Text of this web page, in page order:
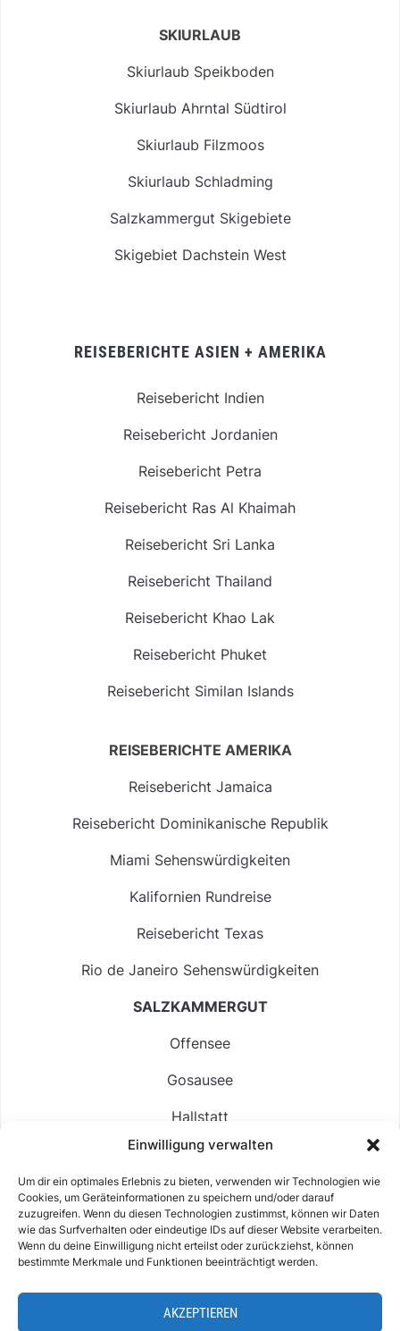
Einwilligung verwalten
Um dir ein optimales Erlebnis zu bieten, verwenden wir Technologien wie
Cookies, um Geräteinformationen zu speichern und/oder darauf
zuzugreifen. Wenn du diesen Technologien zustimmst, können wir Daten
wie das Surfverhalten oder eindeutige IDs auf dieser Website verarbeiten.
Wenn du deine Einwilligung nicht erteilst oder zurückziehst, können
bestimmte Merkmale und Funktionen beeinträchtigt werden.
AKZEPTIEREN
SKIURLAUB
Skiurlaub Speikboden
Skiurlaub Ahrntal Südtirol
Skiurlaub Filzmoos
Skiurlaub Schladming
Salzkammergut Skigebiete
Skigebiet Dachstein West
REISEBERICHTE ASIEN + AMERIKA
Reisebericht Indien
Reisebericht Jordanien
Reisebericht Petra
Reisebericht Ras Al Khaimah
Reisebericht Sri Lanka
Reisebericht Thailand
Reisebericht Khao Lak
Reisebericht Phuket
Reisebericht Similan Islands
REISEBERICHTE AMERIKA
Reisebericht Jamaica
Reisebericht Dominikanische Republik
Miami Sehenswürdigkeiten
Kalifornien Rundreise
Reisebericht Texas
Rio de Janeiro Sehenswürdigkeiten
SALZKAMMERGUT
Offensee
Gosausee
Hallstatt
Langbathsee
Altausseer See
Hintersee
IMPRESSUM & KONTAKT